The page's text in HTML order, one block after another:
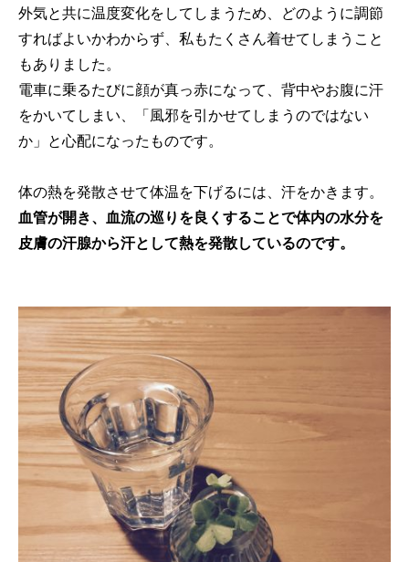
外気と共に温度変化をしてしまうため、どのように調節
すればよいかわからず、私もたくさん着せてしまうこと
もありました。
電車に乗るたびに顔が真っ赤になって、背中やお腹に汗
をかいてしまい、「風邪を引かせてしまうのではない
か」と心配になったものです。
体の熱を発散させて体温を下げるには、汗をかきます。
血管が開き、血流の巡りを良くすることで体内の水分を
皮膚の汗腺から汗として熱を発散しているのです。